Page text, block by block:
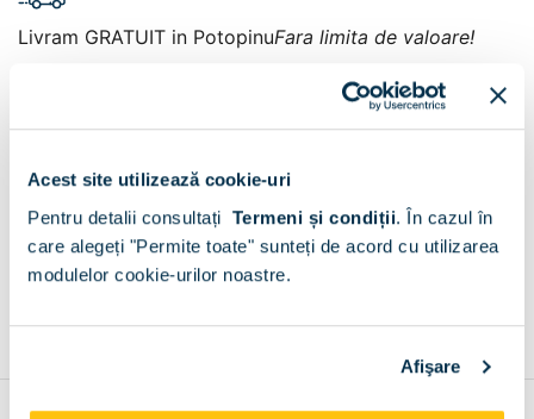
Acest site utilizează cookie-uri
Pentru detalii consultați Termeni și condiții. În cazul în
care alegeți "Permite toate" sunteți de acord cu utilizarea
modulelor cookie-urilor noastre.
Afişare
Livram GRATUIT in PotopinuFara limita de valoare!
Potopinu
+